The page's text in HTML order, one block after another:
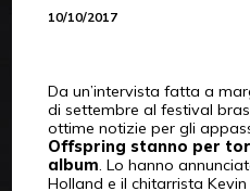
10/10/2017
Da un’intervista fatta a
di settembre al festival
ottime notizie per gli
Offspring stanno per
album . Lo hanno
Holland e il chitarrista Kevin